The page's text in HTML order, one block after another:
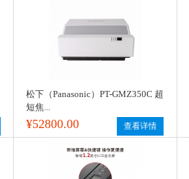
松下（Panasonic）PT-GMZ350C 超
短焦...
¥52800.00 查看详情